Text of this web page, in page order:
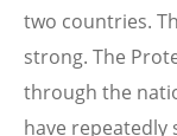
two countries.
strong. The
through the
have repeatedly